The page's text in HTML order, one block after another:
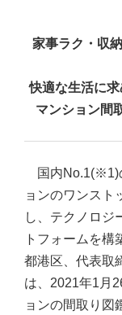
家事ラク・収
快適な生活に
マンション間
国内No.1(※1)
ョンのワンスト
し、テクノロジ
トフォームを
都港区、代表取
は、2021年1月
ョンの間取り図